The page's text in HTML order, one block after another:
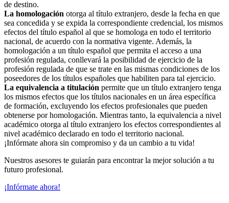
de destino.
La homologación otorga al título extranjero, desde la fecha en que
sea concedida y se expida la correspondiente credencial, los mismos
efectos del título español al que se homologa en todo el territorio
nacional, de acuerdo con la normativa vigente. Además, la
homologación a un título español que permita el acceso a una
profesión regulada, conllevará la posibilidad de ejercicio de la
profesión regulada de que se trate en las mismas condiciones de los
poseedores de los títulos españoles que habiliten para tal ejercicio.
La equivalencia a titulación permite que un título extranjero tenga
los mismos efectos que los títulos nacionales en un área específica
de formación, excluyendo los efectos profesionales que pueden
obtenerse por homologación. Mientras tanto, la equivalencia a nivel
académico otorga al título extranjero los efectos correspondientes al
nivel académico declarado en todo el territorio nacional.
¡Infórmate ahora sin compromiso y da un cambio a tu vida!
Nuestros asesores te guiarán para encontrar la mejor solución a tu
futuro profesional.
¡Infórmate ahora!